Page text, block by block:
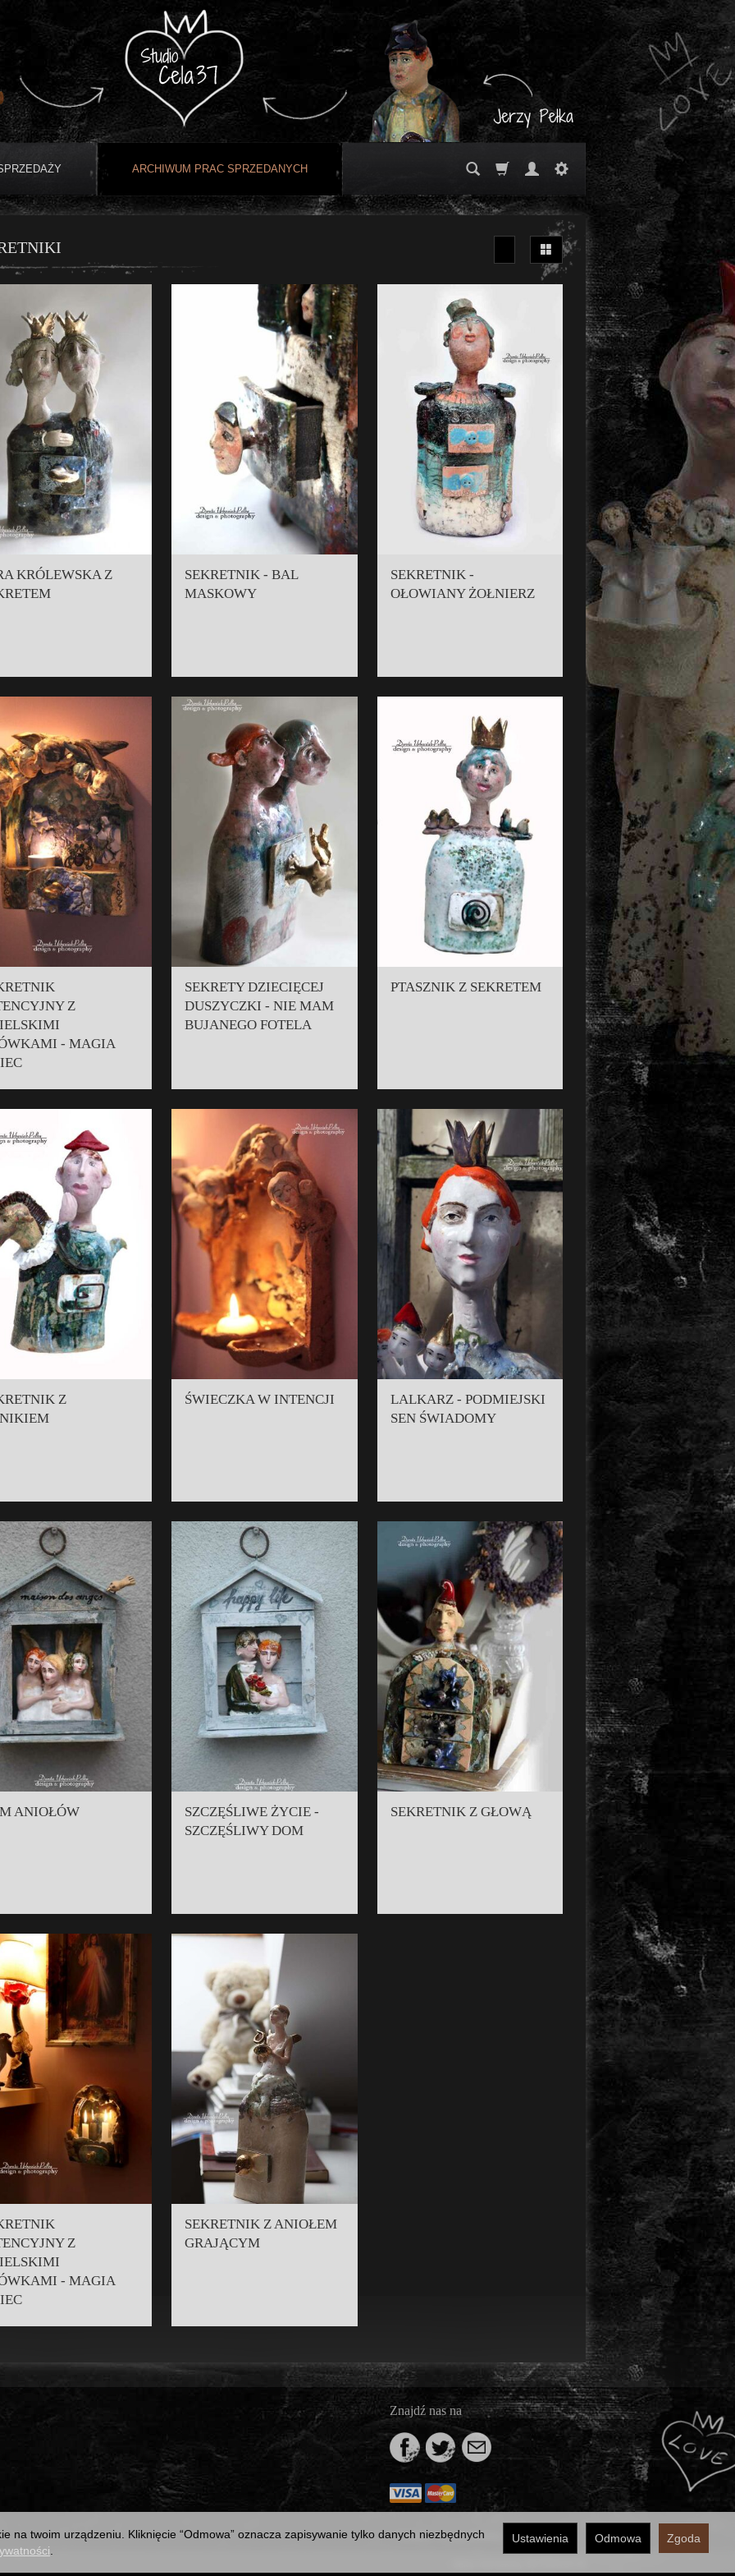
ARCHIWUM PRAC SPRZEDANYCH
KRÓLEWSKA Z
SEKRETNIK - BAL
MASKOWY
SEKRETNIK -
OŁOWIANY ŻOŁNIERZ
Z
- MAGIA
SEKRETY DZIECIĘCEJ
DUSZYCZKI - NIE MAM
BUJANEGO FOTELA
PTASZNIK Z SEKRETEM
Z
ŚWIECZKA W INTENCJI
LALKARZ - PODMIEJSKI
SEN ŚWIADOMY
ANIOŁÓW
SZCZĘŚLIWE ŻYCIE -
SZCZĘŚLIWY DOM
SEKRETNIK Z GŁOWĄ
Z
- MAGIA
SEKRETNIK Z ANIOŁEM
GRAJĄCYM
Znajdź nas na
*) brutto +koszty dostawy
na twoim urządzeniu. Kliknięcie “Odmowa” oznacza zapisywanie tylko danych niezbędnych
Ustawienia Odmowa Zgoda